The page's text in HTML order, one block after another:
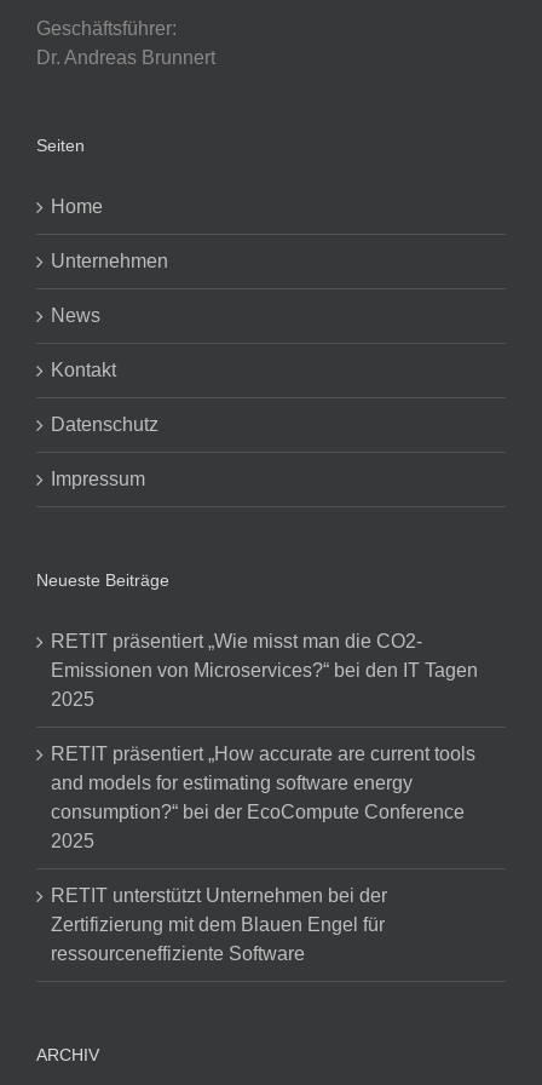
Geschäftsführer:
Dr. Andreas Brunnert
Seiten
Home
Unternehmen
News
Kontakt
Datenschutz
Impressum
Neueste Beiträge
RETIT präsentiert „Wie misst man die CO2-
Emissionen von Microservices?“ bei den IT Tagen
2025
RETIT präsentiert „How accurate are current tools
and models for estimating software energy
consumption?“ bei der EcoCompute Conference
2025
RETIT unterstützt Unternehmen bei der
Zertifizierung mit dem Blauen Engel für
ressourceneffiziente Software
ARCHIV